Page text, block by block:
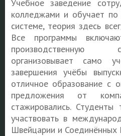
Учебное заведение
колледжами и обучает по
системе, теория здесь
Все программы
производственную
организовывает само
завершения учёбы
отличное образование с
предложения от
стажировались.
участвовать в
Швейцарии и